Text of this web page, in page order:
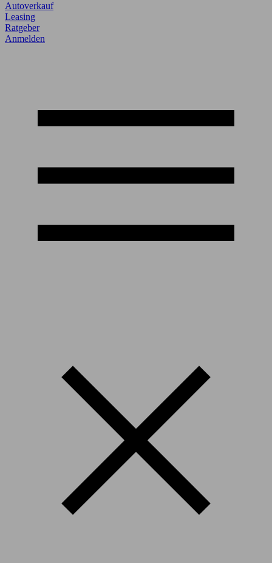
Autoverkauf
Leasing
Ratgeber
Anmelden